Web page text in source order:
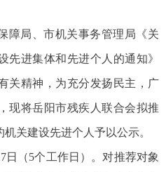
障局、市机关事务管理局《关
先进集体和先进个人的通知》
关精神，为充分发扬民主，广
现将岳阳市残疾人联合会拟推
关建设先进个人予以公示。
日（5个工作日）。对推荐对象